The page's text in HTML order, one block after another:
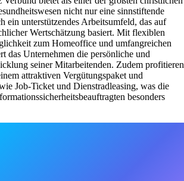
nicht nur eine sinnstiftende
ein unterstützendes Arbeitsumfeld, das auf
Wertschätzung basiert. Mit flexiblen
zum Homeoffice und umfangreichen
das Unternehmen die persönliche und
seiner Mitarbeitenden. Zudem profitieren
attraktiven Vergütungspaket und
Job-Ticket und Dienstradleasing, was die
besonders